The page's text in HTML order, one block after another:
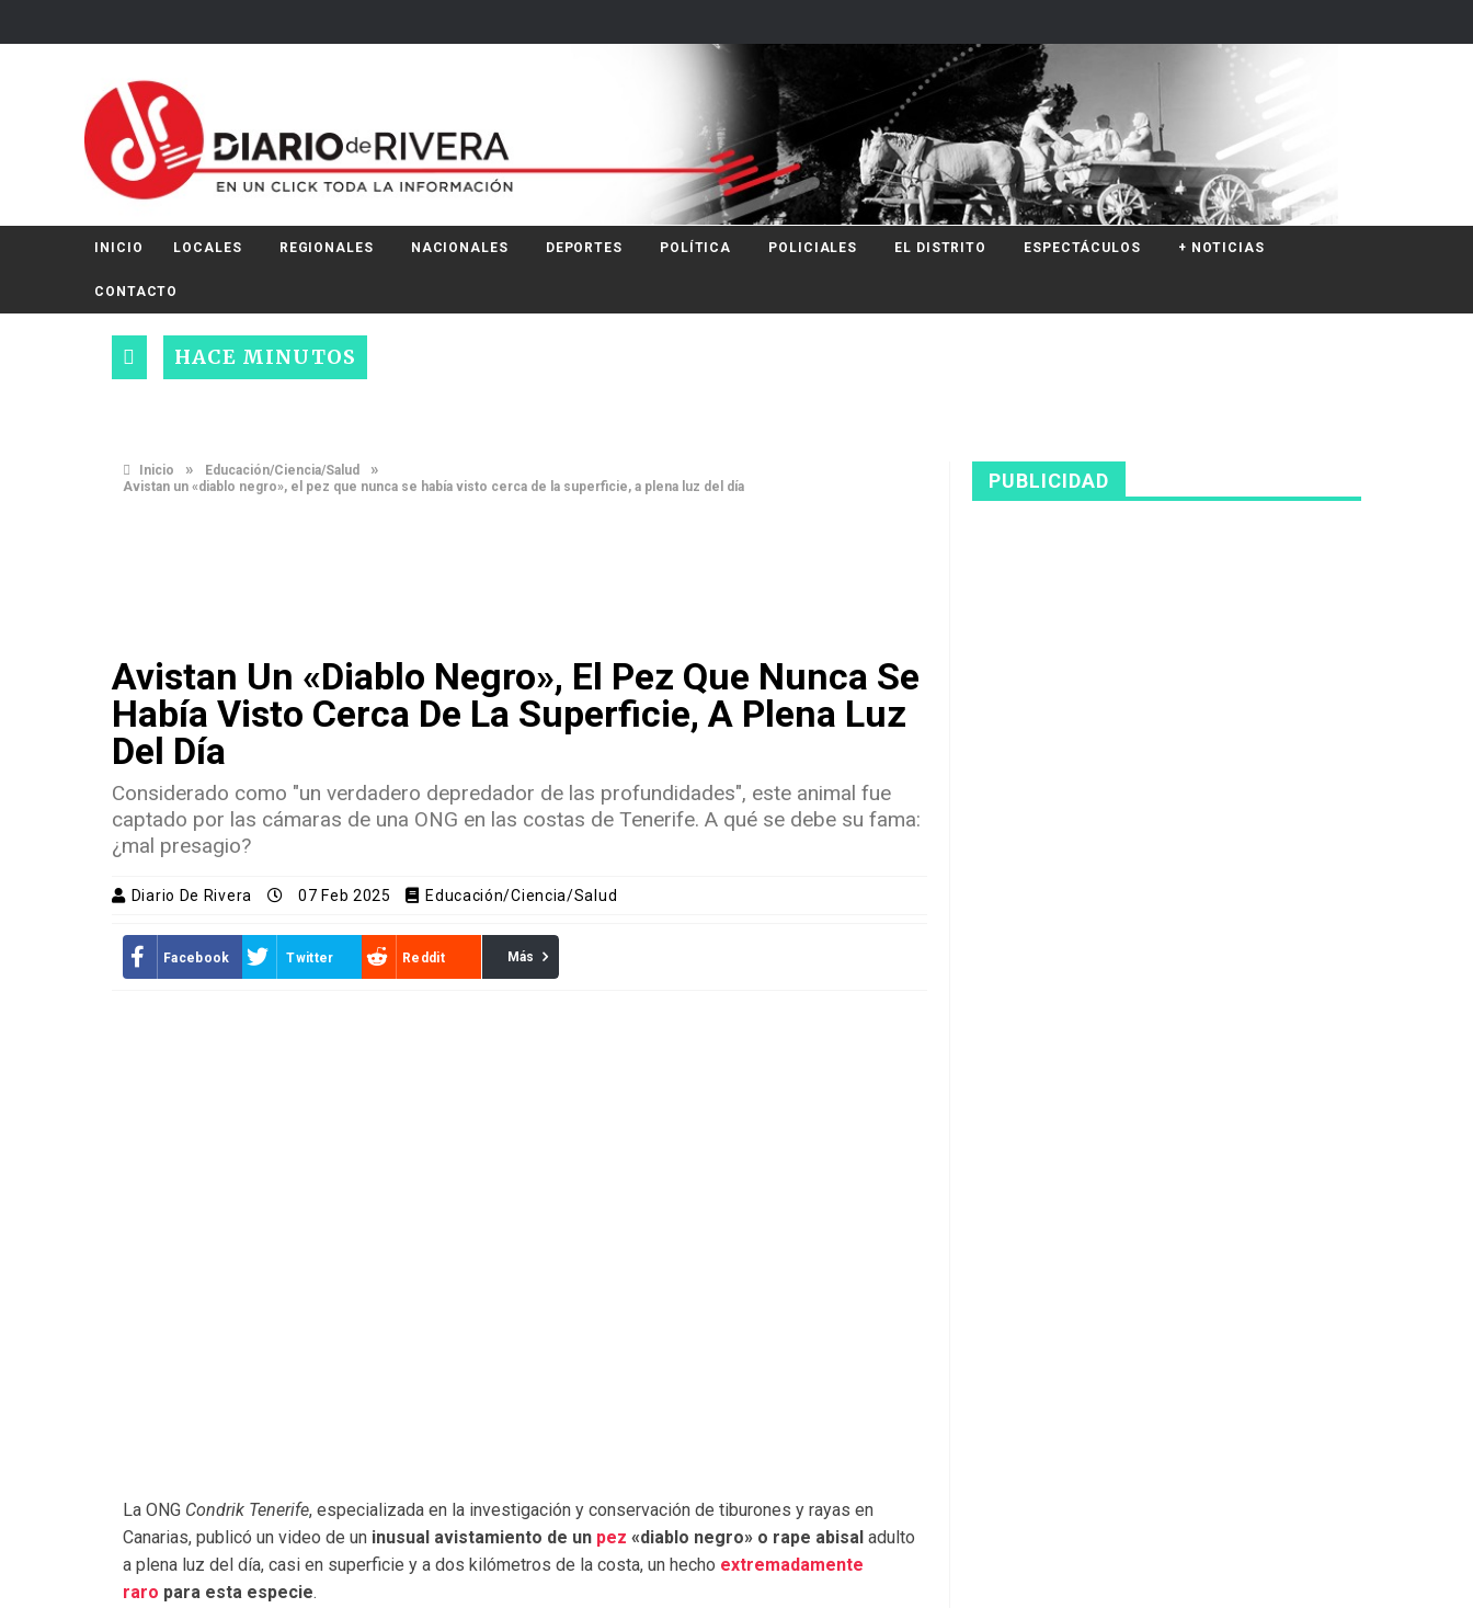
INICIO LOCALES REGIONALES NACIONALES DEPORTES POLÍTICA POLICIALES EL DISTRITO ESPECTÁCULOS + NOTICIAS
CONTACTO
HACE MINUTOS
Inicio » Educación/Ciencia/Salud »
Avistan un «diablo negro», el pez que nunca se había visto cerca de la superficie, a plena luz del día
Avistan Un «diablo Negro», El Pez Que Nunca Se
Había Visto Cerca De La Superficie, A Plena Luz
Del Día
Considerado como "un verdadero depredador de las profundidades", este animal fue
captado por las cámaras de una ONG en las costas de Tenerife. A qué se debe su fama:
¿mal presagio?
Diario De Rivera 07 Feb 2025 Educación/Ciencia/Salud
Facebook Twitter Reddit Más
La ONG Condrik Tenerife, especializada en la investigación y conservación de tiburones y rayas en
Canarias, publicó un video de un inusual avistamiento de un pez «diablo negro» o rape abisal adulto
a plena luz del día, casi en superficie y a dos kilómetros de la costa, un hecho extremadamente
raro para esta especie.
PUBLICIDAD